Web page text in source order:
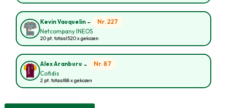
Kevin Vauquelin - Nr. 227
Netcompany INEOS
20 pt. totaal520 x gekozen
Alex Aranburu - Nr. 87
Cofidis
2 pt. totaal88 x gekozen